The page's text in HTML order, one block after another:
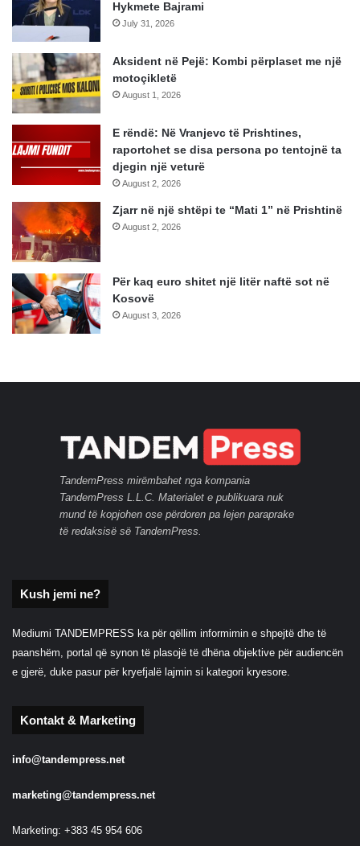
Hykmete Bajrami
July 31, 2026
Aksident në Pejë: Kombi përplaset me një
motoçikletë
August 1, 2026
E rëndë: Në Vranjevc të Prishtines,
raportohet se disa persona po tentojnë ta
djegin një veturë
August 2, 2026
Zjarr në një shtëpi te “Mati 1” në Prishtinë
August 2, 2026
Për kaq euro shitet një litër naftë sot në
Kosovë
August 3, 2026
TandemPress mirëmbahet nga kompania
TandemPress L.L.C. Materialet e publikuara nuk
mund të kopjohen ose përdoren pa lejen paraprake
të redaksisë së TandemPress.
Kush jemi ne?
Mediumi TANDEMPRESS ka për qëllim informimin e shpejtë dhe të
paanshëm, portal që synon të plasojë të dhëna objektive për audiencën
e gjerë, duke pasur për kryefjalë lajmin si kategori kryesore.
Kontakt & Marketing
info@tandempress.net
marketing@tandempress.net
Marketing: +383 45 954 606